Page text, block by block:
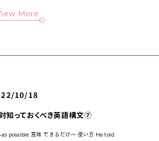
More
10/18
知っておくべき英語構文⑦
possible 意味 できるだけ～ 使い方 He told